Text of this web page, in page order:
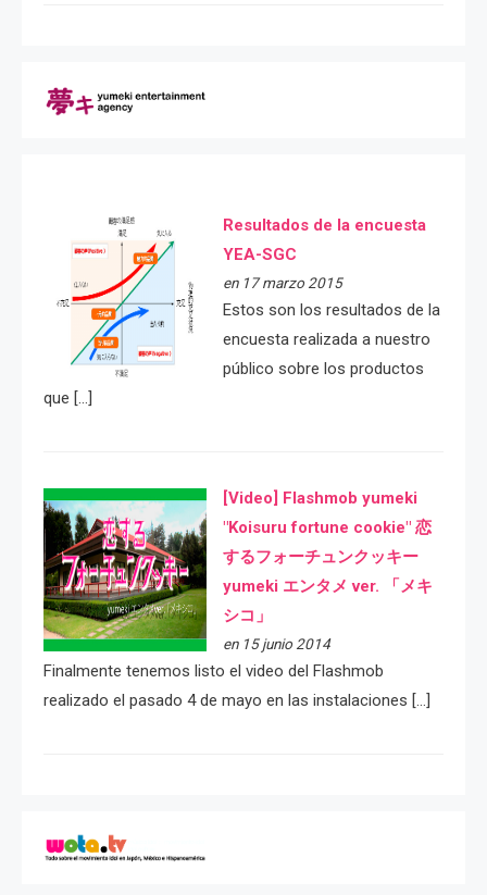
Resultados de la encuesta
YEA-SGC
en 17 marzo 2015
Estos son los resultados de la
encuesta realizada a nuestro
público sobre los productos
que […]
[Video] Flashmob yumeki
"Koisuru fortune cookie" 恋
するフォーチュンクッキー
yumeki エンタメ ver. 「メキ
シコ」
en 15 junio 2014
Finalmente tenemos listo el video del Flashmob
realizado el pasado 4 de mayo en las instalaciones […]